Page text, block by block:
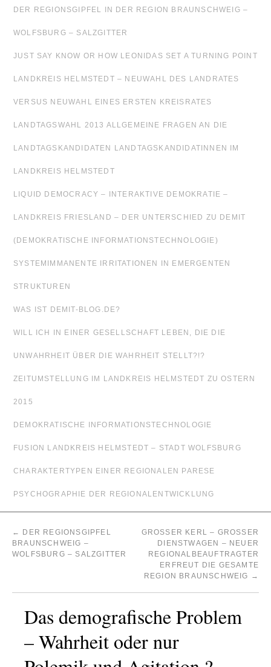
DER REGIONSGIPFEL IN DER REGION BRAUNSCHWEIG –
WOLFSBURG – SALZGITTER
JUST SAY KNOW OR HOW LEONIDAS SET A TURNING POINT
LANDKREIS HELMSTEDT – NEUWAHL DES LANDRATES
VERSUS NEUWAHL EINES ERSTEN KREISRATES
LANDTAGSWAHL 2013 ALLGEMEINE FRAGEN AN DIE
LANDTAGSKANDIDATEN LANDTAGSKANDIDATINNEN IM
LANDKREIS HELMSTEDT
LIQUID DEMOCRACY – INTERAKTIVE DEMOKRATIE –
LANDKREIS FRIESLAND – DER UNTERSCHIED ZU DEMIT
(DEMOKRATISCHE INFORMATIONSTECHNOLOGIE)
SYSTEMIMMANENTE IRRITATIONEN IN EMERGENTEN
STRUKTUREN
WAS IST DEMIT-BLOG.DE?
WILL ICH IN EINER GESELLSCHAFT LEBEN, DIE DIE
UNWAHRHEIT ÜBER DIE WAHRHEIT STELLT?!?
ZEITUMSTELLUNG IM LANDKREIS HELMSTEDT ZU OSTERN
2015
DEMOKRATISCHE INFORMATIONSTECHNOLOGIE
FUSION LANDKREIS HELMSTEDT – STADT WOLFSBURG
CHARAKTERTYPEN EINER REGIONALEN PARESE
PSYCHOGRAPHIE DER REGIONALENTWICKLUNG
←
DER REGIONSGIPFEL
BRAUNSCHWEIG –
WOLFSBURG – SALZGITTER
GROSSER KERL – GROSSER DI
ENSTWAGEN – NEUER RE
GIONALBEAUFTRAGTER ER
FREUT DIE GESAMTE RE
GION BRAUNSCHWEIG
→
Das demografische Problem
– Wahrheit oder nur